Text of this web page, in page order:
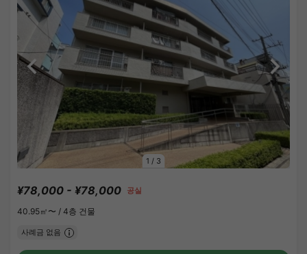
1 / 3
¥78,000 - ¥78,000 공실
40.95㎡〜 / 4층 건물
사례금 없음